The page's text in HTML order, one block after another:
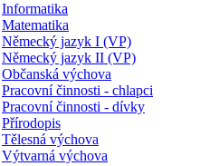
Informatika
Matematika
Německý jazyk I (VP)
Německý jazyk II (VP)
Občanská výchova
Pracovní činnosti - chlapci
Pracovní činnosti - dívky
Přírodopis
Tělesná výchova
Výtvarná výchova